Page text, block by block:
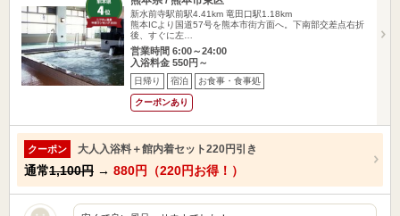
新水前寺駅前駅4.41km 竜田口駅1.18km
熊本ICより国道57号を熊本市街方面へ。下南部交差点右折
後、すぐに左…
営業時間 6:00～24:00
入浴料金 550円～
日帰り 宿泊 お食事・食事処
クーポンあり
クーポン 大人入浴料＋館内着セット220円引き
通常1,100円 → 880円（220円お得！）